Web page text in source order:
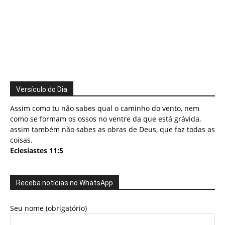
Versículo do Dia
Assim como tu não sabes qual o caminho do vento, nem
como se formam os ossos no ventre da que está grávida,
assim também não sabes as obras de Deus, que faz todas as
coisas.
Eclesiastes 11:5
Receba notícias no WhatsApp
Seu nome (obrigatório)